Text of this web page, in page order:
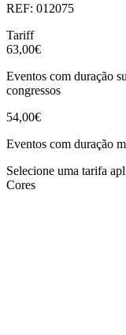
REF: 012075
Tariff
63,00€
Eventos com duração
congressos
54,00€
Eventos com duração
Selecione uma tarifa
Cores